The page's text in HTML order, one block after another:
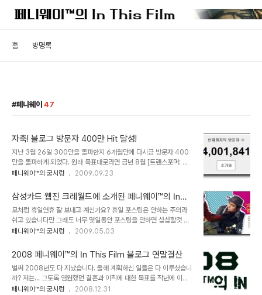
홈 방명록
페니웨이 47
자축! 블로그 방문자 400만 Hit 달성!
지난 3월 26일 300만을 돌파한지 6개월만에 다시금 방문자 400
만을 돌파하게 되었다. 원래 목표대로라면 금년 8월 [트랜스포머: 패
자의 역습] 개봉을 전후해 달성하려던 목표였는데, 역시나 맘대로 되
: 슈퍼 노이피 - 필리핀 슈퍼히어로 영화 속 박산다라의 모습은?' 으로
서 어제 Daum View의 인기이슈에 선정된 이후 오늘 또다시
Daum 메인에 오르면서 트래픽 폭탄이 터지고 있다. 아뭏든 올해
300만,400만 돌파를 연거푸 이뤘으니 내년 초쯤에 다시한번 500
만 돌파를 목표로 달려볼 예정이다. 아 이쯤해서 400만 돌파 기념으
원하시는 분은 닉넴과 함께 희망하는..
페니웨이™의 궁시렁 2009.09.23
삼성카드 웹진 크레월드에 소개된 페니웨이™의 In
This Film
모처럼 휴일연휴 잘 보내고 계신가요? 휴일 포스팅은 안하는 주의라
쉬고 있습니다만 그래도 너무 몇일동안 포스팅을 안하면 섭섭할것 같
아 오랜만에 자랑 좀 하겠습니다. 삼성카드에서 발행하는 크레월드
개되었습니다. 예전 필름 2.0에서 활동하시던 우디님과 인터뷰한 내
용이 담겨져 있는데, 이런식으로 장황하게 소개되는건 아마 처음일듯
싶군요^^ 서면 인터뷰였는지라 제가 의도치 않은 과장된 이야기도 더
러 있습니다. 특히 '듀나, 김정대와 함께 영퀴방에서 내공을 쌓아온' 이
부분은 눈팅족이었던 저로서도 언급하기가 민망스럽군요 ㅡㅡ;; 긴 내
페니웨이™의 궁시렁 2009.05.03
2008 페니웨이™의 In This Film 블로그 연말결산
벌써 2008년도 다 지났습니다. 올해 계획하신 일들은 다 이루셨습니
까? 저는... 그토록 염원했던 결혼과 이직에 대한 목표를 작년에 이어
올해도 실패하고 말았습니다 OTL... 오히려 이직면에서는 경기 한파
페니웨이™의 궁시렁 2008.12.31